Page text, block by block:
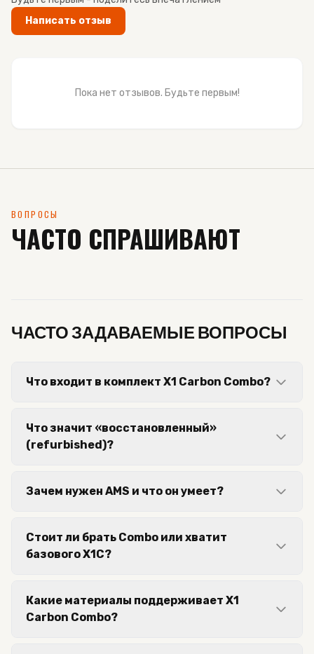
Написать отзыв
Пока нет отзывов. Будьте первым!
ВОПРОСЫ
ЧАСТО СПРАШИВАЮТ
ЧАСТО ЗАДАВАЕМЫЕ ВОПРОСЫ
Что входит в комплект X1 Carbon Combo?
Что значит «восстановленный»
(refurbished)?
Зачем нужен AMS и что он умеет?
Стоит ли брать Combo или хватит
базового X1C?
Какие материалы поддерживает X1
Carbon Combo?